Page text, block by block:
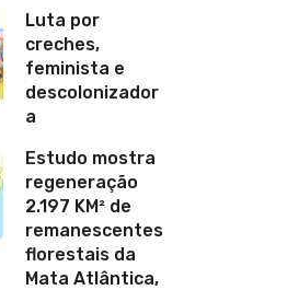
Luta por
creches,
feminista e
descolonizador
a
Estudo mostra
regeneração
2.197 KM² de
remanescentes
florestais da
Mata Atlântica,